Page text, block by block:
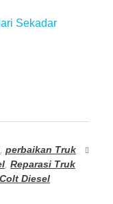
Sekadar
perbaikan Truk
Reparasi Truk
Diesel